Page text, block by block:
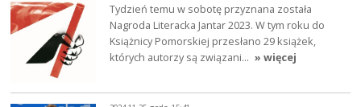
Tydzień temu w sobotę przyznana została
Nagroda Literacka Jantar 2023. W tym roku do
Książnicy Pomorskiej przesłano 29 książek,
których autorzy są związani… » więcej